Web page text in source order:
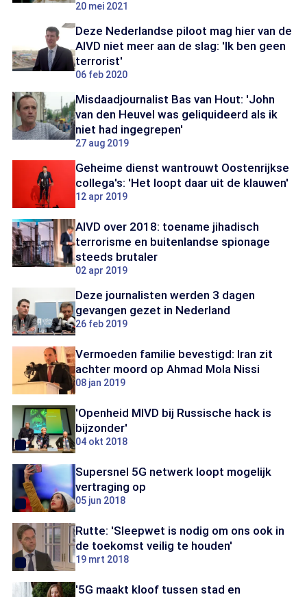
20 mei 2021
Deze Nederlandse piloot mag hier van de
AIVD niet meer aan de slag: 'Ik ben geen
terrorist'
06 feb 2020
Misdaadjournalist Bas van Hout: 'John
van den Heuvel was geliquideerd als ik
niet had ingegrepen'
27 aug 2019
Geheime dienst wantrouwt Oostenrijkse
collega's: 'Het loopt daar uit de klauwen'
12 apr 2019
AIVD over 2018: toename jihadisch
terrorisme en buitenlandse spionage
steeds brutaler
02 apr 2019
Deze journalisten werden 3 dagen
gevangen gezet in Nederland
26 feb 2019
Vermoeden familie bevestigd: Iran zit
achter moord op Ahmad Mola Nissi
08 jan 2019
'Openheid MIVD bij Russische hack is
bijzonder'
04 okt 2018
Supersnel 5G netwerk loopt mogelijk
vertraging op
05 jun 2018
Rutte: 'Sleepwet is nodig om ons ook in
de toekomst veilig te houden'
19 mrt 2018
'5G maakt kloof tussen stad en